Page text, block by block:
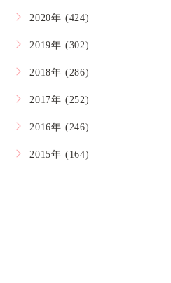
2020年 (424)
2019年 (302)
2018年 (286)
2017年 (252)
2016年 (246)
2015年 (164)